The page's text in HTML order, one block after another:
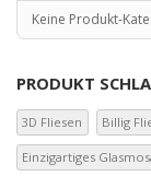
Keine Produkt-
PRODUKT
3D Fliesen Billig
Einzigartiges